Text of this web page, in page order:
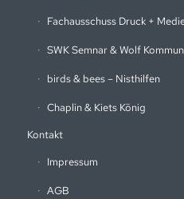
Fachausschuss Druck +
SWK Semnar & Wolf
birds & bees – Nisthilfen
Chaplin & Kiets König
Kontakt
Impressum
AGB